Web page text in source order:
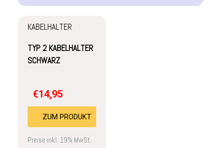
KABELHALTER
TYP 2 KABELHALTER
SCHWARZ
€14,95
ZUM PRODUKT
Preise inkl. 19% MwSt.